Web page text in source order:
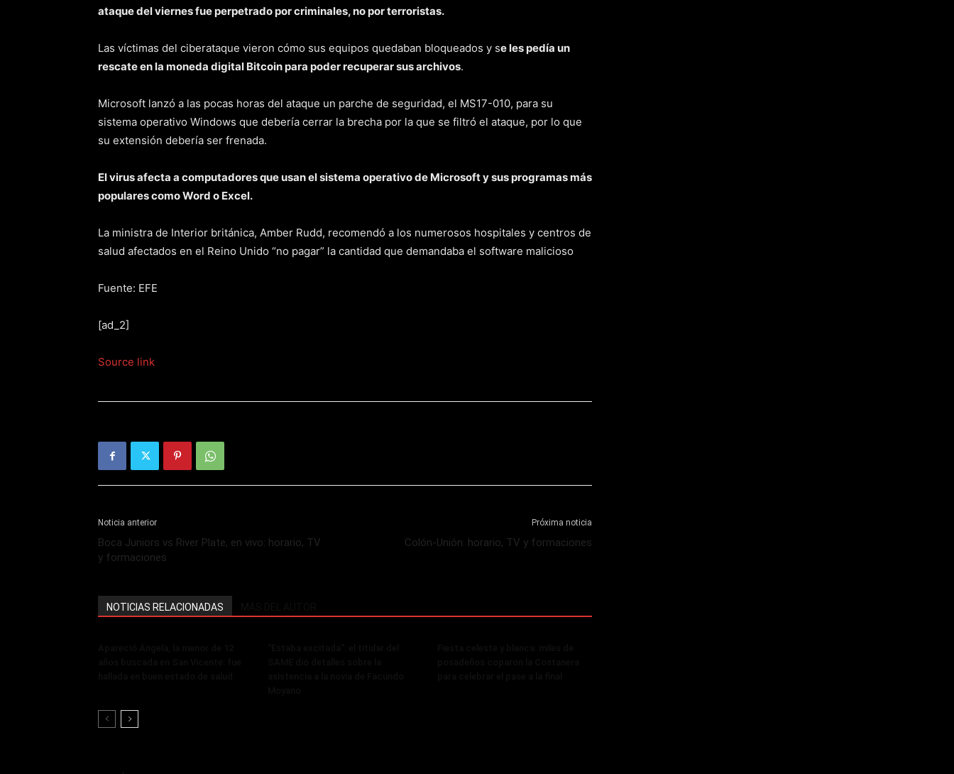
ataque del viernes fue perpetrado por criminales, no por terroristas.
Las víctimas del ciberataque vieron cómo sus equipos quedaban bloqueados y se les pedía un
rescate en la moneda digital Bitcoin para poder recuperar sus archivos.
Microsoft lanzó a las pocas horas del ataque un parche de seguridad, el MS17-010, para su
sistema operativo Windows que debería cerrar la brecha por la que se filtró el ataque, por lo que
su extensión debería ser frenada.
El virus afecta a computadores que usan el sistema operativo de Microsoft y sus programas más
populares como Word o Excel.
La ministra de Interior británica, Amber Rudd, recomendó a los numerosos hospitales y centros de
salud afectados en el Reino Unido “no pagar” la cantidad que demandaba el software malicioso
Fuente: EFE
[ad_2]
Source link
Noticia anterior
Boca Juniors vs River Plate, en vivo: horario, TV
y formaciones
Próxima noticia
Colón-Unión: horario, TV y formaciones
NOTICIAS RELACIONADAS